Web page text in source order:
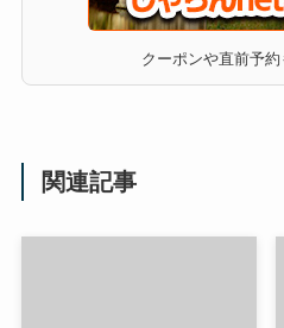
クーポンや直前予
関連記事